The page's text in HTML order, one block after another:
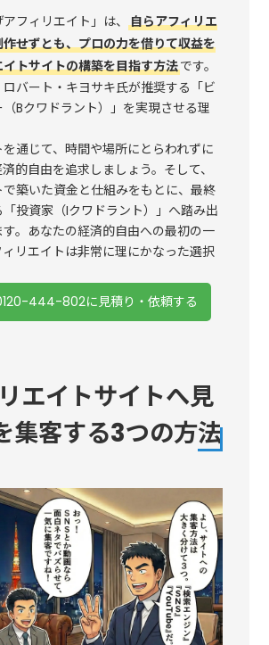
フィリエイト」は、自らアフィリエ
せずとも、プロの力を借りて収益を
トサイトの構築を目指す方法です。
バート・キヨサキ氏が推奨する「ビ
Bクワドラント）」を実現させる理
通じて、時間や場所にとらわれずに
的自由を追求しましょう。そして、
築いた資金と仕組みをもとに、最終
投資家（Iクワドラント）」へ踏み出
。あなたの経済的自由への最初の一
リエイトは非常に理にかなった選択
444-802に見積り・依頼する
エイトサイトへ見
集客する3つの方法